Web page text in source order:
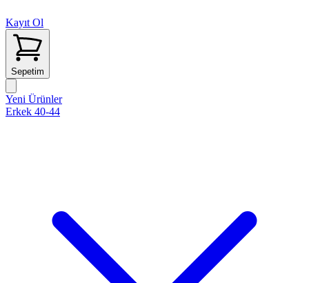
Kayıt Ol
Sepetim
Yeni Ürünler
Erkek 40-44